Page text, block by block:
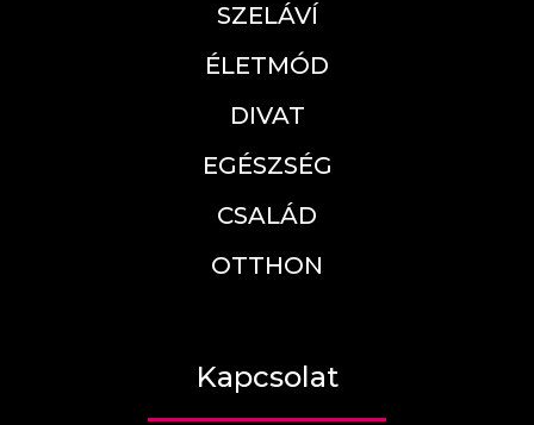
SZELÁVÍ
ÉLETMÓD
DIVAT
EGÉSZSÉG
CSALÁD
OTTHON
Kapcsolat